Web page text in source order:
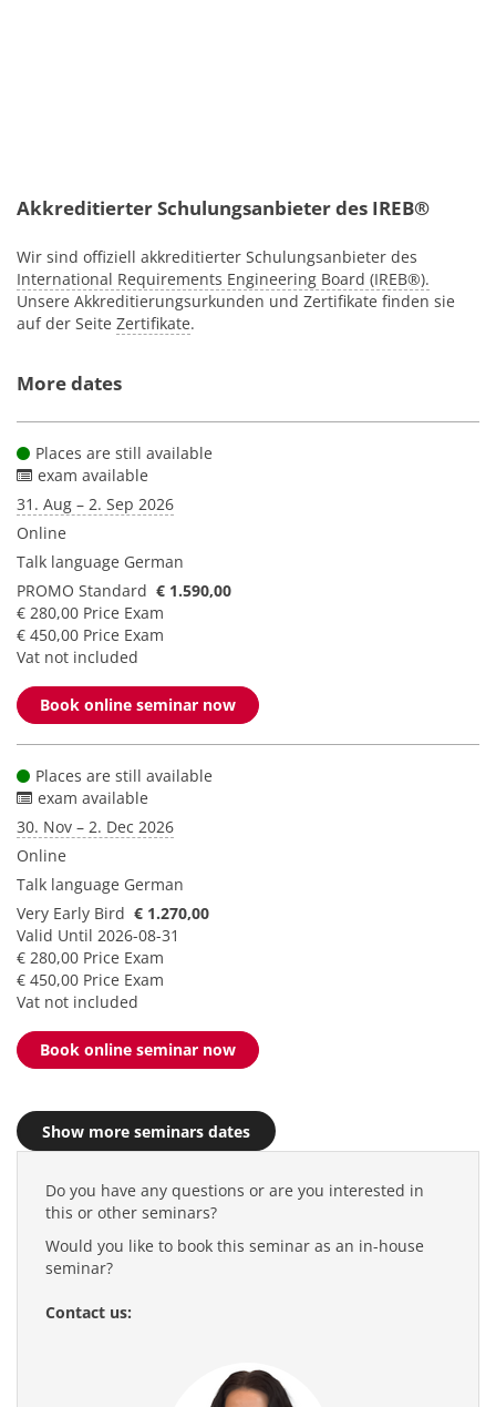
Akkreditierter Schulungsanbieter des IREB®
Wir sind offiziell akkreditierter Schulungsanbieter des
International Requirements Engineering Board (IREB®).
Unsere Akkreditierungsurkunden und Zertifikate finden sie
auf der Seite Zertifikate.
More dates
Places are still available
exam available
31. Aug – 2. Sep 2026
Online
Talk language German
PROMO Standard € 1.590,00
€ 280,00 Price Exam
€ 450,00 Price Exam
Vat not included
Book online seminar now
Places are still available
exam available
30. Nov – 2. Dec 2026
Online
Talk language German
Very Early Bird € 1.270,00
Valid Until 2026-08-31
€ 280,00 Price Exam
€ 450,00 Price Exam
Vat not included
Book online seminar now
Show more seminars dates
Do you have any questions or are you interested in
this or other seminars?
Would you like to book this seminar as an in-house
seminar?
Contact us: